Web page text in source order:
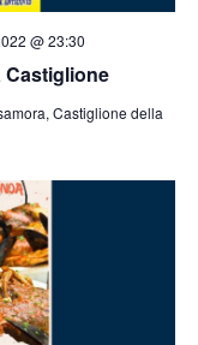
Castiglione
@ 23:30
Castiglione della